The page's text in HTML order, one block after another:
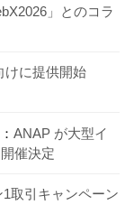
」とのコラ
けに提供開始
ANAP が大型イ
催決定
取引キャンペーン